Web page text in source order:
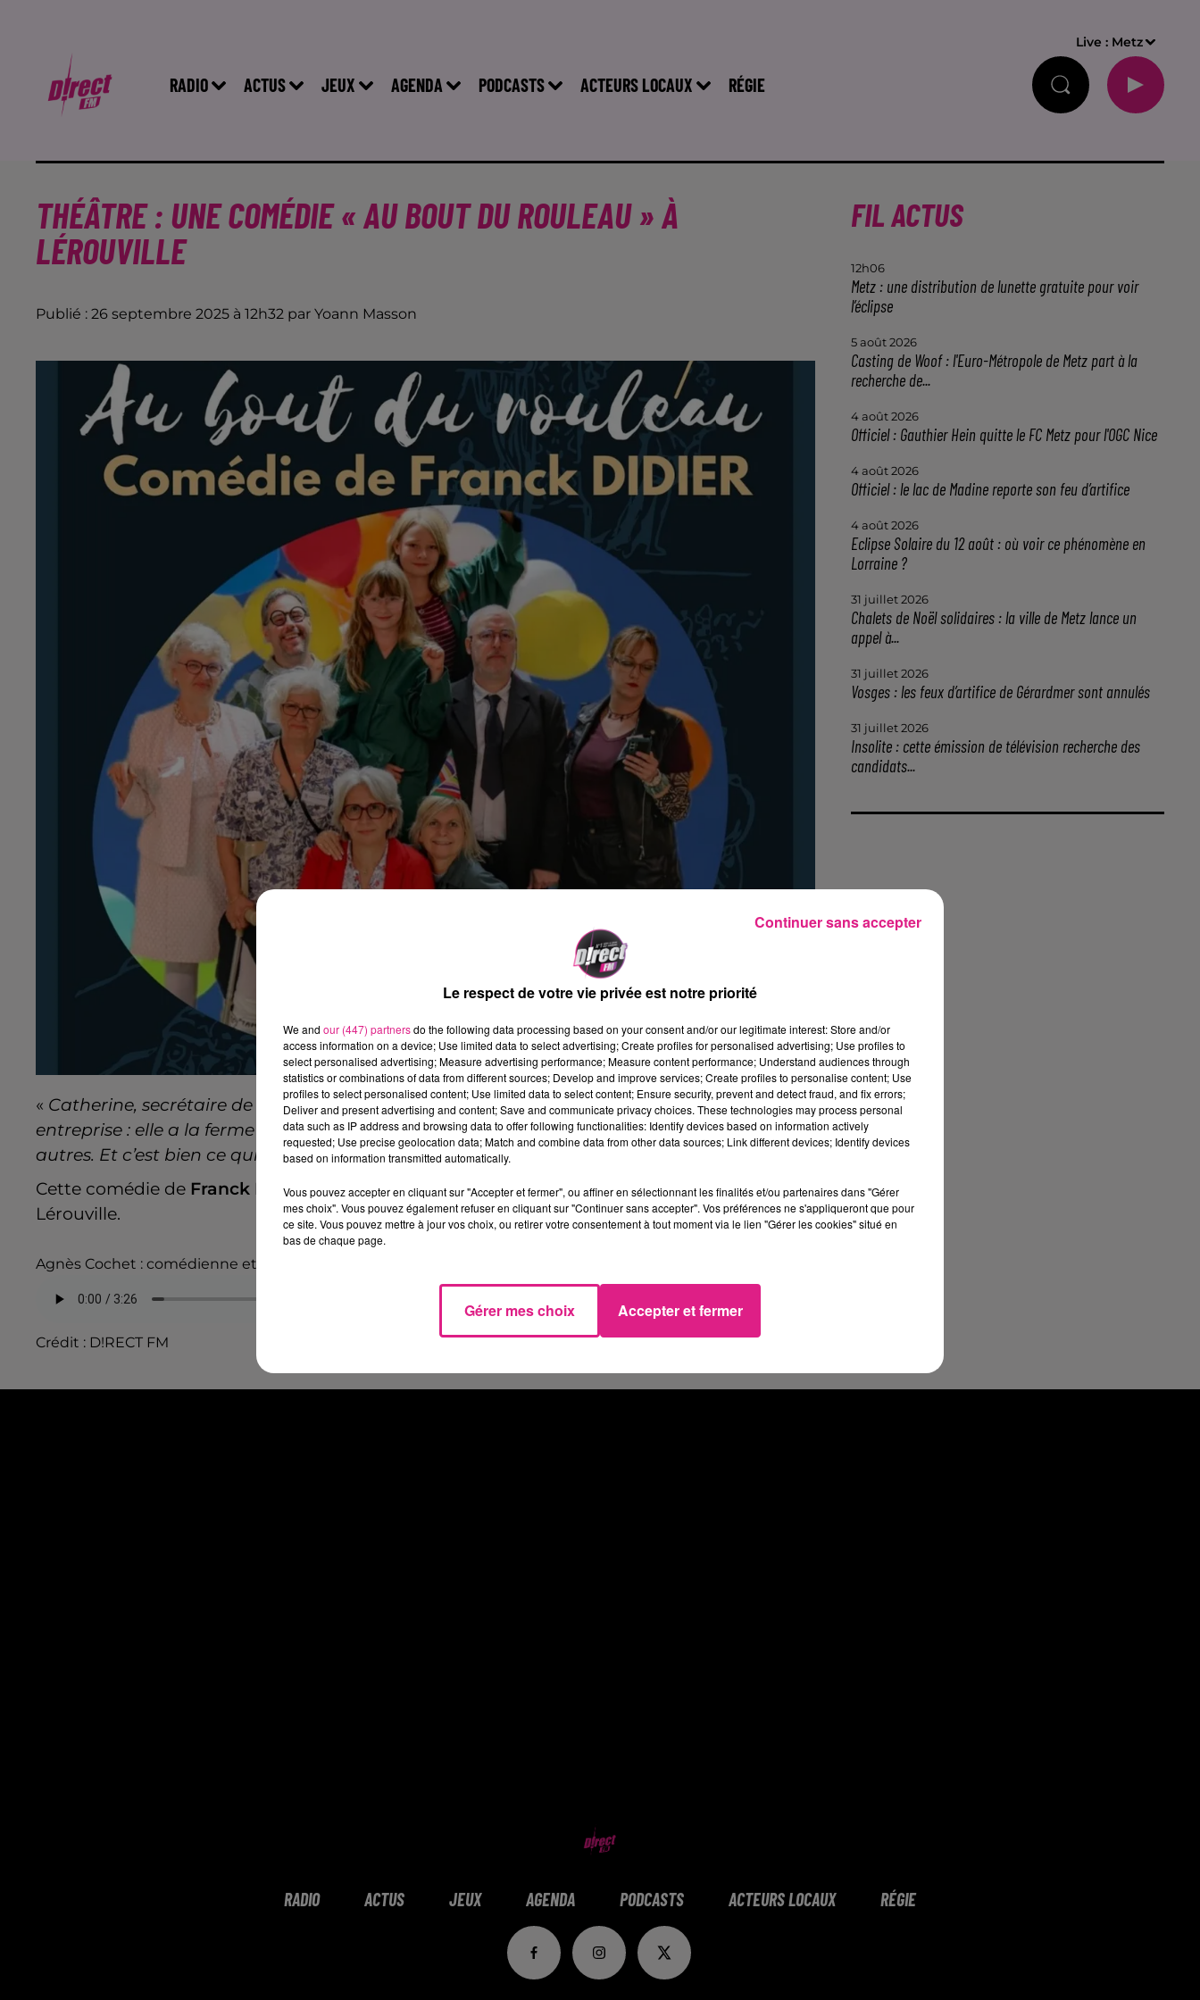
RADIO ACTUS JEUX AGENDA PODCASTS ACTEURS LOCAUX RÉGIE
Live : Metz
THÉÂTRE : UNE COMÉDIE « AU BOUT DU ROULEAU » À
LÉROUVILLE
Publié : 26 septembre 2025 à 12h32 par Yoann Masson
« Catherine, secrétaire de direction, organise son pot de départ à la retraite dans sa petite
entreprise : elle a la ferme intention de faire de ce pot un événement différent de tous les
autres. Et c’est bien ce qui va se passer, malgré elle...»
Cette comédie de Franck Didierarrive le 27 septembre à 20h30 dans la salle des fêtes de
Lérouville.
Agnès Cochet : comédienne et metteuse en scène de la Compagnie "Scène de méninges".
Crédit : D!RECT FM
FIL ACTUS
12h06
Metz : une distribution de lunette gratuite pour voir
l’éclipse
5 août 2026
Casting de Woof : l'Euro-Métropole de Metz part à la
recherche de...
4 août 2026
Officiel : Gauthier Hein quitte le FC Metz pour l'OGC Nice
4 août 2026
Officiel : le lac de Madine reporte son feu d’artifice
4 août 2026
Eclipse Solaire du 12 août : où voir ce phénomène en
Lorraine ?
31 juillet 2026
Chalets de Noël solidaires : la ville de Metz lance un
appel à...
31 juillet 2026
Vosges : les feux d’artifice de Gérardmer sont annulés
31 juillet 2026
Insolite : cette émission de télévision recherche des
candidats...
RADIO ACTUS JEUX AGENDA PODCASTS ACTEURS LOCAUX RÉGIE
Le respect de votre vie privée est notre priorité
We and our (447) partnersdo the following data processing based on your consent and/or our legitimate interest: Store and/or
access information on a device; Use limited data to select advertising; Create profiles for personalised advertising; Use profiles to
select personalised advertising; Measure advertising performance; Measure content performance; Understand audiences through
statistics or combinations of data from different sources; Develop and improve services; Create profiles to personalise content; Use
profiles to select personalised content; Use limited data to select content; Ensure security, prevent and detect fraud, and fix errors;
Deliver and present advertising and content; Save and communicate privacy choices. These technologies may process personal
data such as IP address and browsing data to offer following functionalities: Identify devices based on information actively
requested; Use precise geolocation data; Match and combine data from other data sources; Link different devices; Identify devices
based on information transmitted automatically.
Vous pouvez accepter en cliquant sur "Accepter et fermer", ou affiner en sélectionnant les finalités et/ou partenaires dans "Gérer
mes choix". Vous pouvez également refuser en cliquant sur "Continuer sans accepter". Vos préférences ne s'appliqueront que pour
ce site. Vous pouvez mettre à jour vos choix, ou retirer votre consentement à tout moment via le lien "Gérer les cookies" situé en
bas de chaque page.
Gérer mes choix Accepter et fermer
Continuer sans accepter